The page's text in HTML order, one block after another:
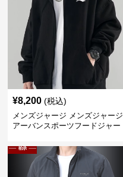
¥8,200 (税込)
メンズジャージ メンズジャージ
アーバンスポーツフードジャー